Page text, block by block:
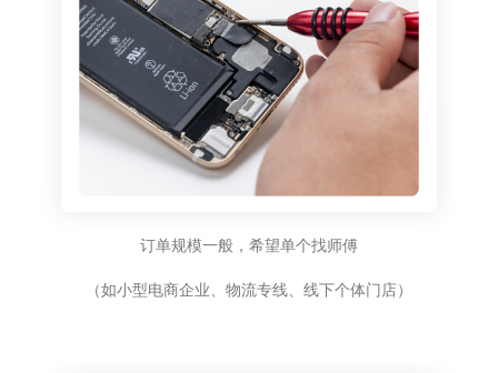
订单规模一般，希望单个找师傅
（如小型电商企业、物流专线、线下个体门店）